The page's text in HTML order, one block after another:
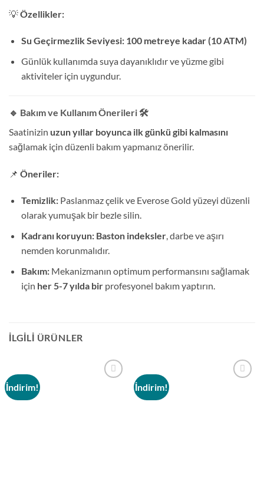
💡Özellikler:
Su Geçirmezlik Seviyesi: 100 metreye kadar (10 ATM)
Günlük kullanımda suya dayanıklıdır ve yüzme gibi
aktiviteler için uygundur.
🔹 Bakım ve Kullanım Önerileri🛠️
Saatinizin uzun yıllar boyunca ilk günkü gibi kalmasını
sağlamak için düzenli bakım yapmanız önerilir.
📌 Öneriler:
Temizlik:Paslanmaz çelik ve Everose Gold yüzeyi düzenli
olarak yumuşak bir bezle silin.
Kadranı koruyun: Baston indeksler, darbe ve aşırı
nemden korunmalıdır.
Bakım:Mekanizmanın optimum performansını sağlamak
için her 5-7 yılda birprofesyonel bakım yaptırın.
İLGILI ÜRÜNLER
İndirim! İndirim!